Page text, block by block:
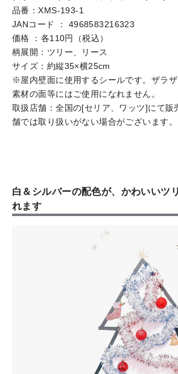
品番：XMS-193-1
JANコード ： 4968583216323
価格 ：各110円（税込）
柄展開：ツリー、リース
サイズ：約縦35×横25cm
※屋内壁面に使用するシールです。ザラ
素材の面等にはご使用になれません。
取扱店舗：全国の[セリア、ワッツ]にて
舗では取り扱いがない場合がございます。
白＆シルバーの配色が、かわいいツ
れます